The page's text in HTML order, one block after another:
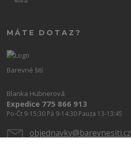
MÁTE DOTAZ?
Barevné šití
Blanka Hubnerová
Expedice 775 866 913
Po-Čt 9-15:30 Pá 9-14:30 Pauza 13-13:45
objednavky@barevnesiti.cz